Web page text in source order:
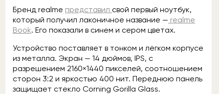
Бренд realme представил свой первый ноутбук,
который получил лаконичное название — realme
Book. Его показали в синем и сером цветах.
Устройство поставляет в тонком и лёгком корпусе
из металла. Экран — 14 дюймов, IPS, с
разрешением 2160×1440 пикселей, соотношением
сторон 3:2 и яркостью 400 нит. Переднюю панель
защищает стекло Corning Gorilla Glass.